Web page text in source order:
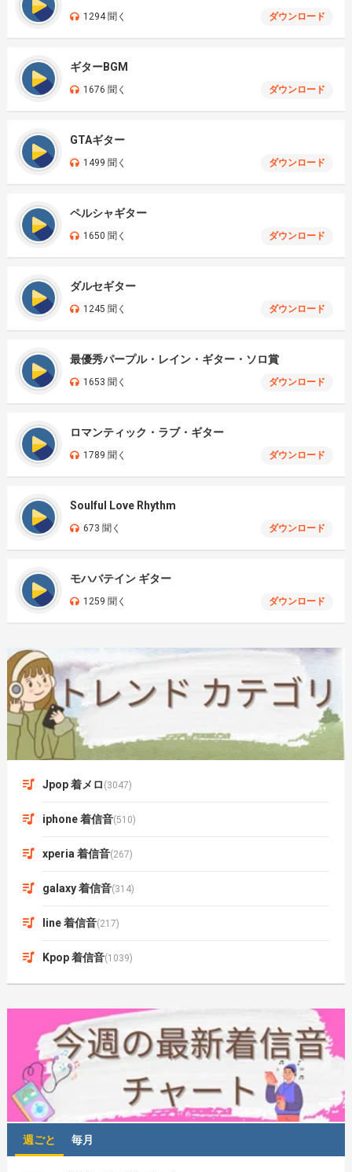
1294 聞く ダウンロード
ギターBGM
1676 聞く ダウンロード
GTAギター
1499 聞く ダウンロード
ペルシャギター
1650 聞く ダウンロード
ダルセギター
1245 聞く ダウンロード
最優秀パープル・レイン・ギター・ソロ賞
1653 聞く ダウンロード
ロマンティック・ラブ・ギター
1789 聞く ダウンロード
Soulful Love Rhythm
673 聞く ダウンロード
モハバテイン ギター
1259 聞く ダウンロード
Jpop 着メロ (3047)
iphone 着信音(510)
xperia 着信音(267)
galaxy 着信音(314)
line 着信音(217)
Kpop 着信音(1039)
週ごと 毎月